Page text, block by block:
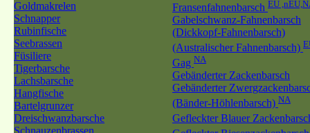
Goldmakrelen
Schnapper
Rubinfische
Seebrassen
Füsiliere
Tigerbarsche
Lachsbarsche
Hangfische
Bartelgrunzer
Dreischwanzbarsche
Schnauzenbrassen
Fransenfahnenbarsch EU
Gabelschwanz-Fahnenbarsch
(Dickkopf-Fahnenbarsch)
(Australischer Fahnenbarsch)
Gag NA
Gebänderter Zackenbarsch
Gebänderter
(Bänder-Höhlenbarsch) NA
Gefleckter Blauer